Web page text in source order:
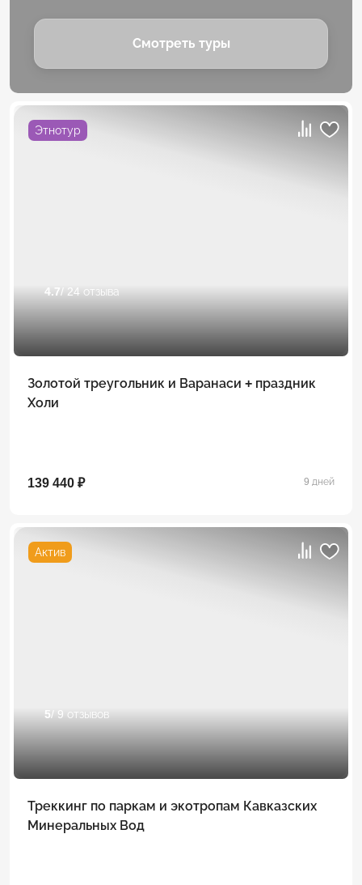
Смотреть туры
Этнотур
4.7/ 24 отзыва
Золотой треугольник и Варанаси + праздник
Холи
139 440 ₽ 9 дней
Актив
5/ 9 отзывов
Треккинг по паркам и экотропам Кавказских
Минеральных Вод